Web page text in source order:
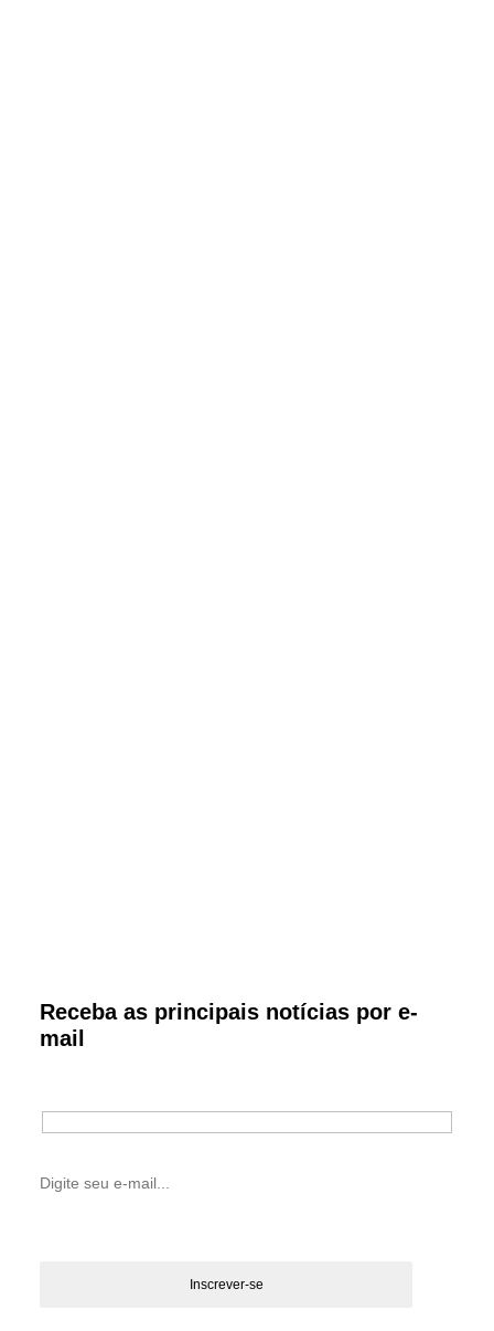
Receba as principais notícias por e-
mail